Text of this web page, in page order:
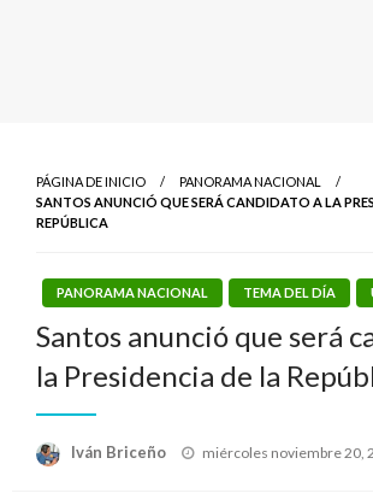
PÁGINA DE INICIO
PANORAMA NACIONAL
SANTOS ANUNCIÓ QUE SERÁ CANDIDATO A LA
REPÚBLICA
PANORAMA NACIONAL TEMA DEL DÍA
Santos anunció que será
la Presidencia de la
Iván Briceño
Publicado
miércoles noviembre 20,